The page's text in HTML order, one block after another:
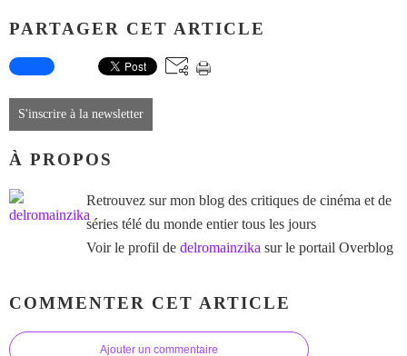
PARTAGER CET ARTICLE
S'inscrire à la newsletter
À PROPOS
Retrouvez sur mon blog des critiques de cinéma et de
séries télé du monde entier tous les jours
Voir le profil de delromainzika sur le portail Overblog
COMMENTER CET ARTICLE
Ajouter un commentaire